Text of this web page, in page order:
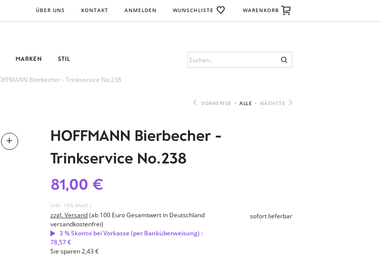
ÜBER UNS KONTAKT ANMELDEN WUNSCHLISTE WARENKORB
MARKEN STIL
Bierbecher - Trinkservice No.238
VORHERIGE · ALLE · NÄCHSTE
HOFFMANN Bierbecher -
Trinkservice No.238
81,00 €
(inkl. 19% MwSt.)
sofort lieferbar
zzgl. Versand(ab 100 Euro Gesamtwert in Deutschland
versandkostenfrei)
3 % Skonto bei Vorkasse (per Banküberweisung) :
78,57 €
Sie sparen 2,43 €